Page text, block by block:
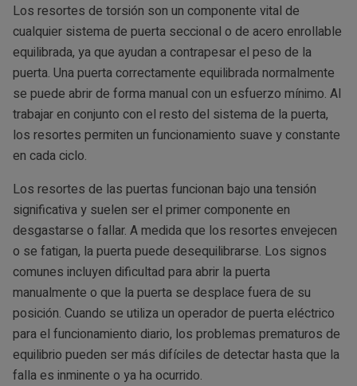
Los resortes de torsión son un componente vital de
cualquier sistema de puerta seccional o de acero enrollable
equilibrada, ya que ayudan a contrapesar el peso de la
puerta. Una puerta correctamente equilibrada normalmente
se puede abrir de forma manual con un esfuerzo mínimo. Al
trabajar en conjunto con el resto del sistema de la puerta,
los resortes permiten un funcionamiento suave y constante
en cada ciclo.
Los resortes de las puertas funcionan bajo una tensión
significativa y suelen ser el primer componente en
desgastarse o fallar. A medida que los resortes envejecen
o se fatigan, la puerta puede desequilibrarse. Los signos
comunes incluyen dificultad para abrir la puerta
manualmente o que la puerta se desplace fuera de su
posición. Cuando se utiliza un operador de puerta eléctrico
para el funcionamiento diario, los problemas prematuros de
equilibrio pueden ser más difíciles de detectar hasta que la
falla es inminente o ya ha ocurrido.